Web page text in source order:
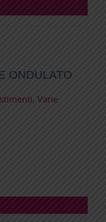
ONDULATO
, Varie